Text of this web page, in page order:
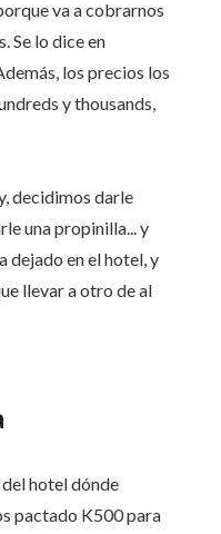
va a cobrarnos
Se lo dice en
los precios los
y thousands,
decidimos darle
una propinilla... y
dejado en el hotel, y
llevar a otro de al
hotel dónde
pactado K500 para